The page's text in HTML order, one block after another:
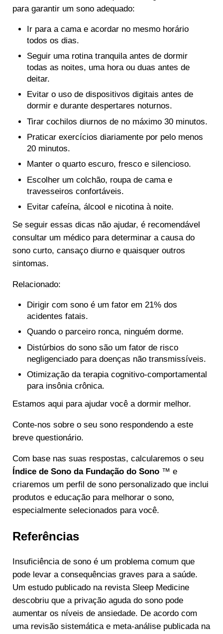
para garantir um sono adequado:
Ir para a cama e acordar no mesmo horário
todos os dias.
Seguir uma rotina tranquila antes de dormir
todas as noites, uma hora ou duas antes de
deitar.
Evitar o uso de dispositivos digitais antes de
dormir e durante despertares noturnos.
Tirar cochilos diurnos de no máximo 30 minutos.
Praticar exercícios diariamente por pelo menos
20 minutos.
Manter o quarto escuro, fresco e silencioso.
Escolher um colchão, roupa de cama e
travesseiros confortáveis.
Evitar cafeína, álcool e nicotina à noite.
Se seguir essas dicas não ajudar, é recomendável
consultar um médico para determinar a causa do
sono curto, cansaço diurno e quaisquer outros
sintomas.
Relacionado:
Dirigir com sono é um fator em 21% dos
acidentes fatais.
Quando o parceiro ronca, ninguém dorme.
Distúrbios do sono são um fator de risco
negligenciado para doenças não transmissíveis.
Otimização da terapia cognitivo-comportamental
para insônia crônica.
Estamos aqui para ajudar você a dormir melhor.
Conte-nos sobre o seu sono respondendo a este
breve questionário.
Com base nas suas respostas, calcularemos o seu
Índice de Sono da Fundação do Sono™ e
criaremos um perfil de sono personalizado que inclui
produtos e educação para melhorar o sono,
especialmente selecionados para você.
Referências
Insuficiência de sono é um problema comum que
pode levar a consequências graves para a saúde.
Um estudo publicado na revista Sleep Medicine
descobriu que a privação aguda do sono pode
aumentar os níveis de ansiedade. De acordo com
uma revisão sistemática e meta-análise publicada na